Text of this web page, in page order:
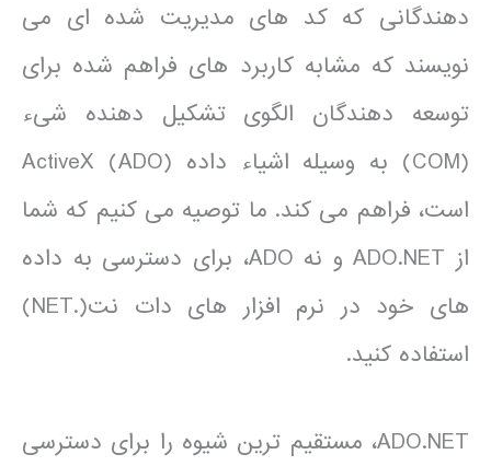
دهندگانی که کد های مدیریت شده ای می
نویسند که مشابه کاربرد های فراهم شده برای
توسعه دهندگان الگوی تشکیل دهنده شیء
(COM) به وسیله اشیاء داده ActiveX (ADO)
است، فراهم می کند. ما توصیه می کنیم که شما
از ADO.NET و نه ADO، برای دسترسی به داده
های خود در نرم افزار های دات نت(.NET)
استفاده کنید.
ADO.NET، مستقیم ترین شیوه را برای دسترسی